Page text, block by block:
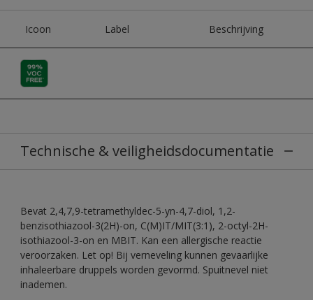
Icoon Label Beschrijving
Technische & veiligheidsdocumentatie
Bevat 2,4,7,9-tetramethyldec-5-yn-4,7-diol, 1,2-
benzisothiazool-3(2H)-on, C(M)IT/MIT(3:1), 2-octyl-2H-
isothiazool-3-on en MBIT. Kan een allergische reactie
veroorzaken. Let op! Bij verneveling kunnen gevaarlijke
inhaleerbare druppels worden gevormd. Spuitnevel niet
inademen.